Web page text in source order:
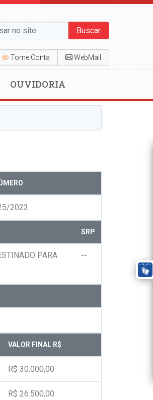
Buscar
Tome Conta WebMail
OUVIDORIA
2023
SRP
PARA
--
VALOR FINAL R$
R$ 30.000,00
R$ 26.500,00